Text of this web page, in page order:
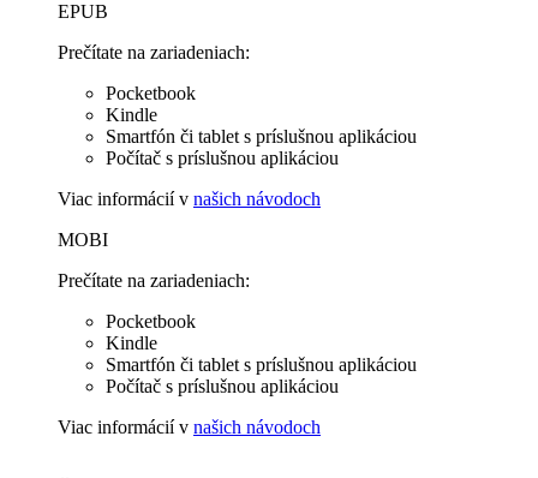
EPUB
Prečítate na zariadeniach:
Pocketbook
Kindle
Smartfón či tablet s príslušnou aplikáciou
Počítač s príslušnou aplikáciou
Viac informácií v našich návodoch
MOBI
Prečítate na zariadeniach:
Pocketbook
Kindle
Smartfón či tablet s príslušnou aplikáciou
Počítač s príslušnou aplikáciou
Viac informácií v našich návodoch